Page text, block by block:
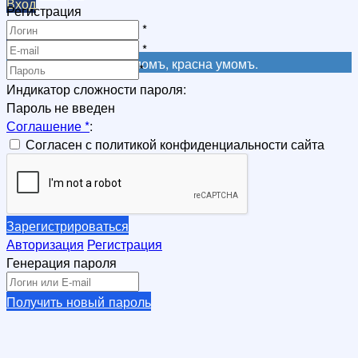
Вход
Регистрация
Регистрация
Не красна книга письмомъ, красна умомъ.
Регистрация
*
*
*
Индикатор сложности пароля:
Пароль не введен
Соглашение*:
Согласен с политикой конфиденциальности сайта
Зарегистрироваться
Авторизация Регистрация
Генерация пароля
Получить новый пароль